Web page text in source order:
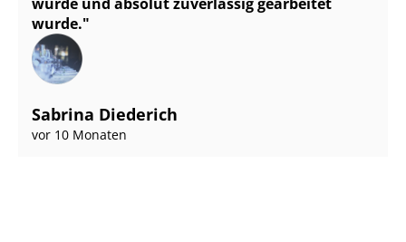
wurde.
Sabrina Diederich
vor 10 Monaten